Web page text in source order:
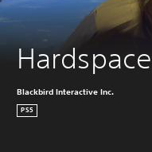
Blackbird Interactive Inc.
PS5